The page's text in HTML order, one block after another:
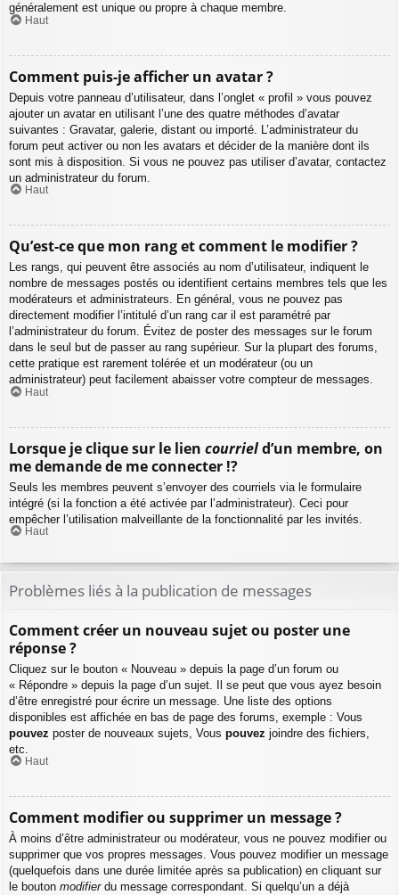
généralement est unique ou propre à chaque membre.
Haut
Comment puis-je afficher un avatar ?
Depuis votre panneau d’utilisateur, dans l’onglet « profil » vous pouvez
ajouter un avatar en utilisant l’une des quatre méthodes d’avatar
suivantes : Gravatar, galerie, distant ou importé. L’administrateur du
forum peut activer ou non les avatars et décider de la manière dont ils
sont mis à disposition. Si vous ne pouvez pas utiliser d’avatar, contactez
un administrateur du forum.
Haut
Qu’est-ce que mon rang et comment le modifier ?
Les rangs, qui peuvent être associés au nom d’utilisateur, indiquent le
nombre de messages postés ou identifient certains membres tels que les
modérateurs et administrateurs. En général, vous ne pouvez pas
directement modifier l’intitulé d’un rang car il est paramétré par
l’administrateur du forum. Évitez de poster des messages sur le forum
dans le seul but de passer au rang supérieur. Sur la plupart des forums,
cette pratique est rarement tolérée et un modérateur (ou un
administrateur) peut facilement abaisser votre compteur de messages.
Haut
Lorsque je clique sur le lien courrield’un membre, on
me demande de me connecter !?
Seuls les membres peuvent s’envoyer des courriels via le formulaire
intégré (si la fonction a été activée par l’administrateur). Ceci pour
empêcher l’utilisation malveillante de la fonctionnalité par les invités.
Haut
Problèmes liés à la publication de messages
Comment créer un nouveau sujet ou poster une
réponse ?
Cliquez sur le bouton « Nouveau » depuis la page d’un forum ou
« Répondre » depuis la page d’un sujet. Il se peut que vous ayez besoin
d’être enregistré pour écrire un message. Une liste des options
disponibles est affichée en bas de page des forums, exemple : Vous
pouvez poster de nouveaux sujets, Vous pouvez joindre des fichiers,
etc.
Haut
Comment modifier ou supprimer un message ?
À moins d’être administrateur ou modérateur, vous ne pouvez modifier ou
supprimer que vos propres messages. Vous pouvez modifier un message
(quelquefois dans une durée limitée après sa publication) en cliquant sur
le bouton modifierdu message correspondant. Si quelqu’un a déjà